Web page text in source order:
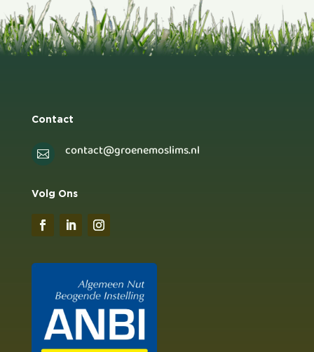
Contact
 contact@groenemoslims.nl
Volg Ons